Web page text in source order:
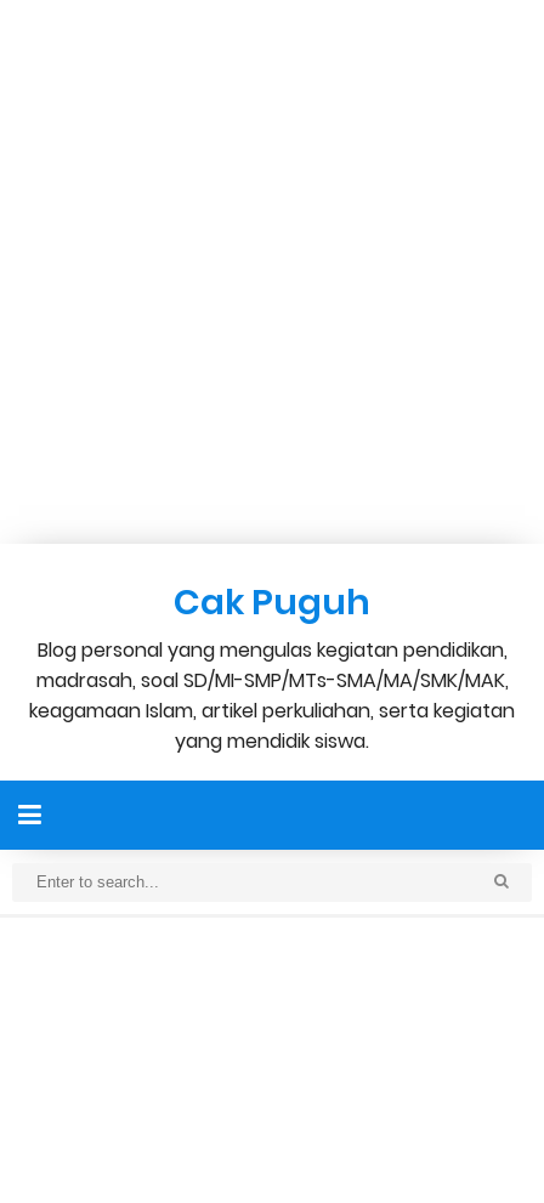
Cak Puguh
Blog personal yang mengulas kegiatan pendidikan,
madrasah, soal SD/MI-SMP/MTs-SMA/MA/SMK/MAK,
keagamaan Islam, artikel perkuliahan, serta kegiatan
yang mendidik siswa.